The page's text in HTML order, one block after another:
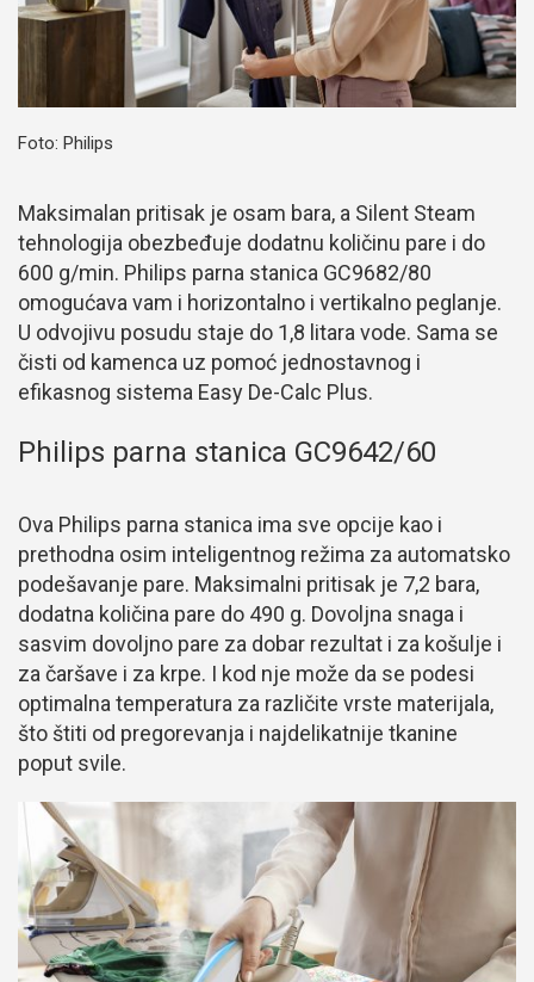
Foto: Philips
Maksimalan pritisak je osam bara, a Silent Steam
tehnologija obezbeđuje dodatnu količinu pare i do
600 g/min. Philips parna stanica GC9682/80
omogućava vam i horizontalno i vertikalno peglanje.
U odvojivu posudu staje do 1,8 litara vode. Sama se
čisti od kamenca uz pomoć jednostavnog i
efikasnog sistema Easy De-Calc Plus.
Philips parna stanica GC9642/60
Ova Philips parna stanica ima sve opcije kao i
prethodna osim inteligentnog režima za automatsko
podešavanje pare. Maksimalni pritisak je 7,2 bara,
dodatna količina pare do 490 g. Dovoljna snaga i
sasvim dovoljno pare za dobar rezultat i za košulje i
za čaršave i za krpe. I kod nje može da se podesi
optimalna temperatura za različite vrste materijala,
što štiti od pregorevanja i najdelikatnije tkanine
poput svile.